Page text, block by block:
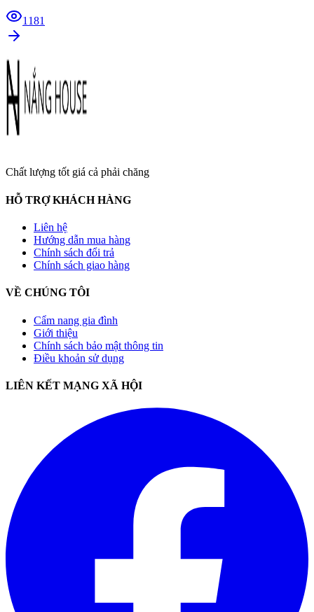
1181
Chất lượng tốt giá cả phải chăng
HỖ TRỢ KHÁCH HÀNG
Liên hệ
Hướng dẫn mua hàng
Chính sách đổi trả
Chính sách giao hàng
VỀ CHÚNG TÔI
Cẩm nang gia đình
Giới thiệu
Chính sách bảo mật thông tin
Điều khoản sử dụng
LIÊN KẾT MẠNG XÃ HỘI